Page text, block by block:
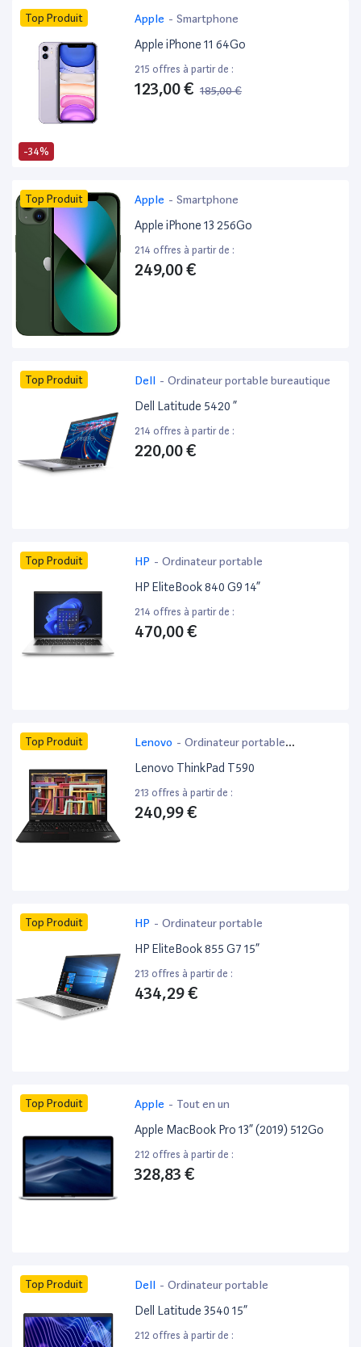
-34%
Top Produit Apple - Smartphone
Apple iPhone 11 64Go
215 offres à partir de :
123,00 € 185,00 €
Top Produit Apple - Smartphone
Apple iPhone 13 256Go
214 offres à partir de :
249,00 €
Top Produit Dell - Ordinateur portable bureautique
Dell Latitude 5420 ”
214 offres à partir de :
220,00 €
Top Produit HP - Ordinateur portable
HP EliteBook 840 G9 14”
214 offres à partir de :
470,00 €
Top Produit Lenovo - Ordinateur portable
bureautique
Lenovo ThinkPad T590
213 offres à partir de :
240,99 €
Top Produit HP - Ordinateur portable
HP EliteBook 855 G7 15”
213 offres à partir de :
434,29 €
Top Produit Apple - Tout en un
Apple MacBook Pro 13” (2019) 512Go
212 offres à partir de :
328,83 €
Top Produit Dell - Ordinateur portable
Dell Latitude 3540 15”
212 offres à partir de :